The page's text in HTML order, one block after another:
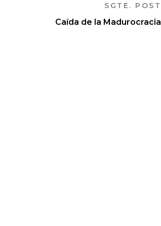
SGTE. POST
Caída de la Madurocracia